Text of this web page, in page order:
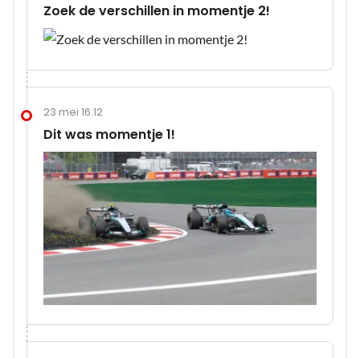
Zoek de verschillen in momentje 2!
23 mei 16:12
Dit was momentje 1!